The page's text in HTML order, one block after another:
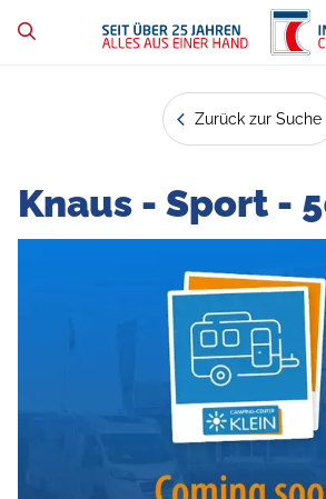
Zurück zur Suche
Knaus - Sport -